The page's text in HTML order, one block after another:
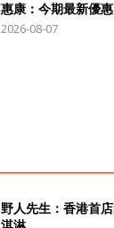
惠康：今期最新優
2026-08-07
野人先生：香港首